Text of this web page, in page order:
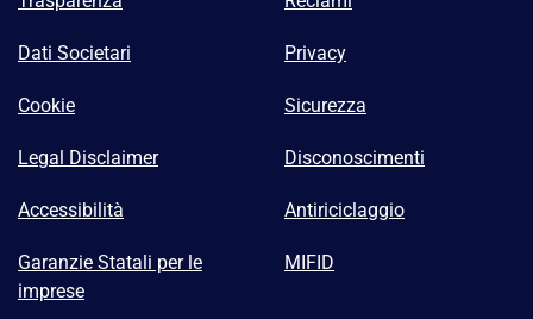
Dati Societari Privacy
Cookie Sicurezza
Legal Disclaimer Disconoscimenti
Accessibilità Antiriciclaggio
Garanzie Statali per le
imprese
MIFID